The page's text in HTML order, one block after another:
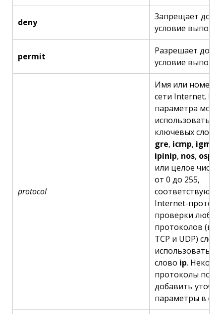
deny
Запрещает
условие
permit
Разрешает
условие
protocol
Имя или номер
сети Internet. В
параметра
использоваться
ключевых слов:
gre, icmp, igmp
ipinip, nos, ospf
или целое
от 0 до 255,
Internet-
проверки
протоколов
TCP и UDP)
использовать
слово ip.
протоколы
добавить
параметры в